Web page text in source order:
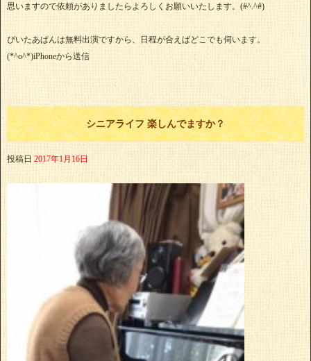
思いますので依頼がありましたらよろしくお願いいたします。(#^.^#)
ぴいたあぱんは無料出演ですから、日程が合えばどこでも伺います。
(*^o^*)iPhoneから送信
シニアライフ 楽しんでますか？
投稿日 2017年1月16日